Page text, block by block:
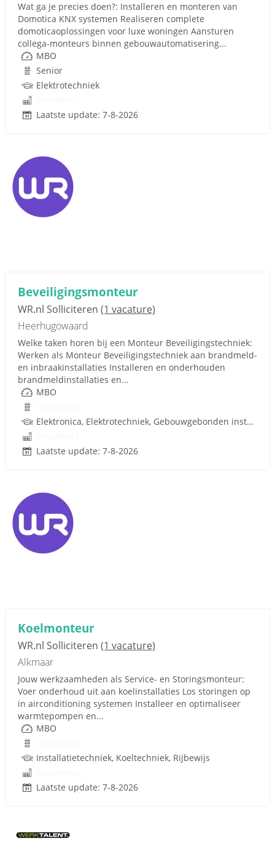
Wat ga je precies doen?: Installeren en monteren van
Domotica KNX systemen Realiseren complete
domoticaoplossingen voor luxe woningen Aansturen
collega-monteurs binnen gebouwautomatisering...
MBO
Senior
Elektrotechniek
Laatste update: 7-8-2026
Beveiligingsmonteur
WR.nl Solliciteren (1 vacature)
Heerhugowaard
Welke taken horen bij een Monteur Beveiligingstechniek:
Werken als Monteur Beveiligingstechniek aan brandmeld-
en inbraakinstallaties Installeren en onderhouden
brandmeldinstallaties en...
MBO
Elektronica, Elektrotechniek, Gebouwgebonden installaties, Rijbewijs
Laatste update: 7-8-2026
Koelmonteur
WR.nl Solliciteren (1 vacature)
Alkmaar
Jouw werkzaamheden als Service- en Storingsmonteur:
Voer onderhoud uit aan koelinstallaties Los storingen op
in airconditioning systemen Installeer en optimaliseer
warmtepompen en...
MBO
Installatietechniek, Koeltechniek, Rijbewijs
Laatste update: 7-8-2026